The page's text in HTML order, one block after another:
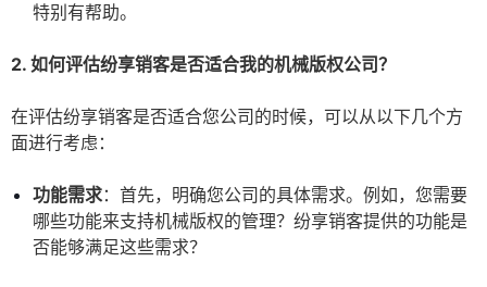
特别有帮助。
2. 如何评估纷享销客是否适合我的机械版权公司？
在评估纷享销客是否适合您公司的时候，可以从以下几个方
面进行考虑：
功能需求：首先，明确您公司的具体需求。例如，您需要
哪些功能来支持机械版权的管理？纷享销客提供的功能是
否能够满足这些需求？